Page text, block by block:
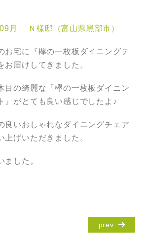
月 Ｎ様邸（富山県黒部市）
お宅に『欅の一枚板ダイニングテ
お届けしてきました。
目の綺麗な『欅の一枚板ダイニン
』がとても良い感じでしたよ♪
良いおしゃれなダイニングチェア
上げいただきました。
ました。
prev